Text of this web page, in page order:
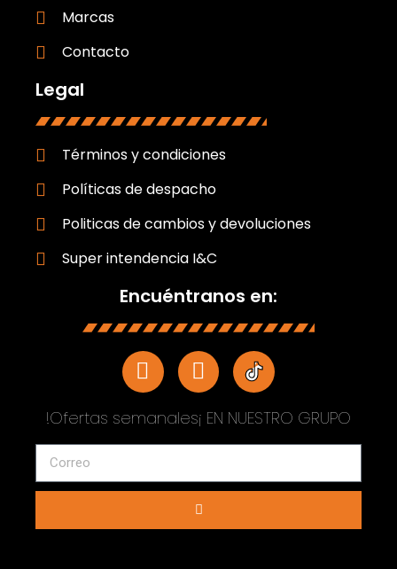
Marcas
Contacto
Legal
Términos y condiciones
Políticas de despacho
Politicas de cambios y devoluciones
Super intendencia I&C
Encuéntranos en:
!Ofertas semanales¡ EN NUESTRO GRUPO